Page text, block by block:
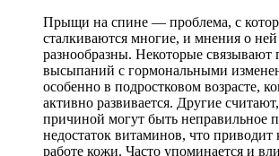
Прыщи на спине — проблема, с
сталкиваются многие, и мнения о ней
разнообразны. Некоторые связывают
высыпаний с гормональными
особенно в подростковом возрасте,
активно развивается. Другие
причиной могут быть неправильное
недостаток витаминов, что приводит
работе кожи. Часто упоминается и